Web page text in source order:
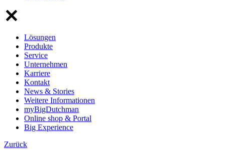
Lösungen
Produkte
Service
Unternehmen
Karriere
Kontakt
News & Stories
Weitere Informationen
myBigDutchman
Online shop & Portal
Big Experience
Zurück